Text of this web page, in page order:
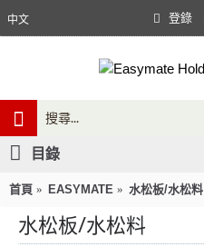
中文 登錄
目錄
首頁 EASYMATE 水松板/水松料
水松板/水松料